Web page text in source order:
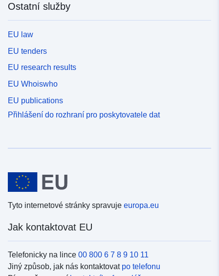
Ostatní služby
EU law
EU tenders
EU research results
EU Whoiswho
EU publications
Přihlášení do rozhraní pro poskytovatele dat
Tyto internetové stránky spravuje europa.eu
Jak kontaktovat EU
Telefonicky na lince 00 800 6 7 8 9 10 11
Jiný způsob, jak nás kontaktovat po telefonu